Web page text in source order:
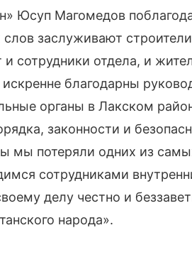
Юсуп Магомедов
заслуживают
и сотрудники отдела, и
благодарны
органы в Лакском
законности и
мы потеряли одних из
сотрудниками
делу честно и
народа».